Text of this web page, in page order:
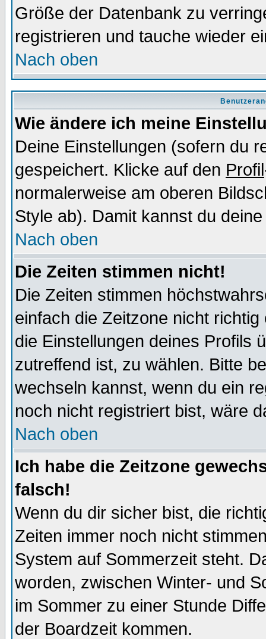
Größe der Datenbank zu
registrieren und tauche wieder
Nach oben
Wie ändere ich meine
Deine Einstellungen (sofern du
gespeichert. Klicke auf den Profil
normalerweise am oberen
Style ab). Damit kannst du
Nach oben
Die Zeiten stimmen nicht!
Die Zeiten stimmen
einfach die Zeitzone nicht
die Einstellungen deines Profils
zutreffend ist, zu wählen. Bitte
wechseln kannst, wenn du ein
noch nicht registriert bist, wäre
Nach oben
Ich habe die Zeitzone
falsch!
Wenn du dir sicher bist, die
Zeiten immer noch nicht
System auf Sommerzeit steht.
worden, zwischen Winter- und
im Sommer zu einer Stunde
der Boardzeit kommen.